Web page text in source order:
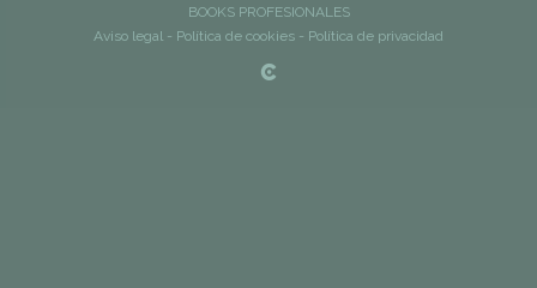
BOOKS PROFESIONALES
Aviso legal - Política de cookies - Política de privacidad